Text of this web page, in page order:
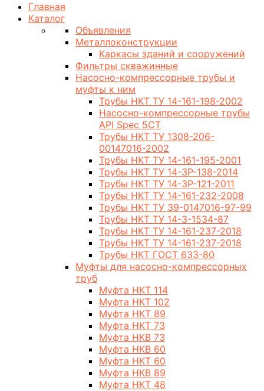
Главная
Каталог
Объявления
Металлоконструкции
Каркасы зданий и сооружений
Фильтры скважинные
Насосно-компрессорные трубы и
муфты к ним
Трубы НКТ ТУ 14-161-198-2002
Насосно-компрессорные трубы
API Spec 5CT
Трубы НКТ ТУ 1308-206-
00147016-2002
Трубы НКТ ТУ 14-161-195-2001
Трубы НКТ ТУ 14-3Р-138-2014
Трубы НКТ ТУ 14-3Р-121-2011
Трубы НКТ ТУ 14-161-232-2008
Трубы НКТ ТУ 39-0147016-97-99
Трубы НКТ ТУ 14-3-1534-87
Трубы НКТ ТУ 14-161-237-2018
Трубы НКТ ТУ 14-161-237-2018
Трубы НКТ ГОСТ 633-80
Муфты для насосно-компрессорных
труб
Муфта НКТ 114
Муфта НКТ 102
Муфта НКТ 89
Муфта НКТ 73
Муфта НКВ 73
Муфта НКВ 60
Муфта НКТ 60
Муфта НКВ 89
Муфта НКТ 48